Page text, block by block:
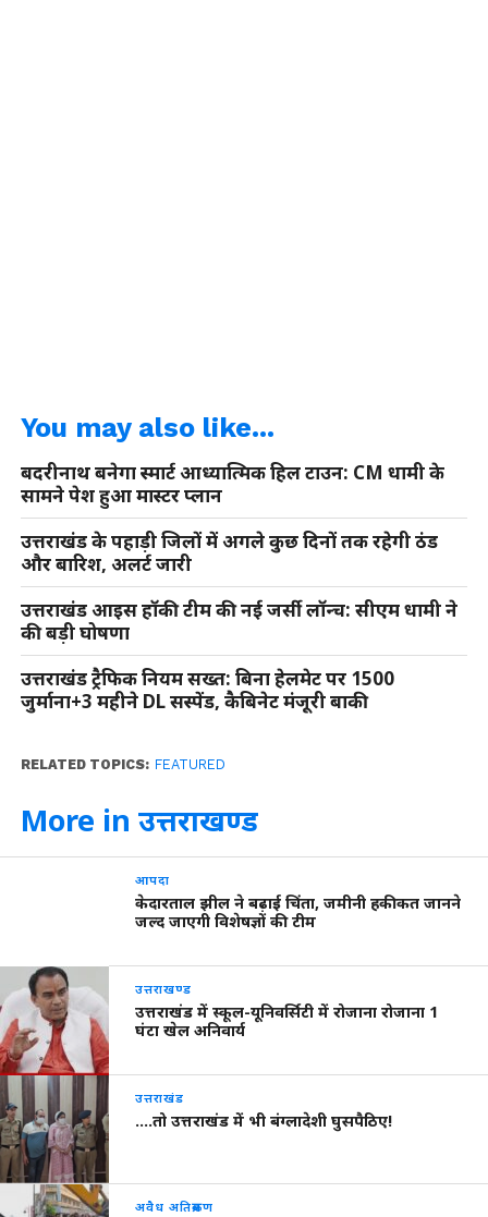
You may also like...
बदरीनाथ बनेगा स्मार्ट आध्यात्मिक हिल टाउन: CM धामी के
सामने पेश हुआ मास्टर प्लान
उत्तराखंड के पहाड़ी जिलों में अगले कुछ दिनों तक रहेगी ठंड
और बारिश, अलर्ट जारी
उत्तराखंड आइस हॉकी टीम की नई जर्सी लॉन्च: सीएम धामी ने
की बड़ी घोषणा
उत्तराखंड ट्रैफिक नियम सख्त: बिना हेलमेट पर 1500
जुर्माना+3 महीने DL सस्पेंड, कैबिनेट मंजूरी बाकी
RELATED TOPICS: FEATURED
More in उत्तराखण्ड
आपदा
केदारताल झील ने बढ़ाई चिंता, जमीनी हकीकत जानने
जल्द जाएगी विशेषज्ञों की टीम
उत्तराखण्ड
उत्तराखंड में स्कूल-यूनिवर्सिटी में रोजाना रोजाना 1
घंटा खेल अनिवार्य
उत्तराखंड
….तो उत्तराखंड में भी बंग्लादेशी घुसपैठिए!
अवैध अतिक्रमण